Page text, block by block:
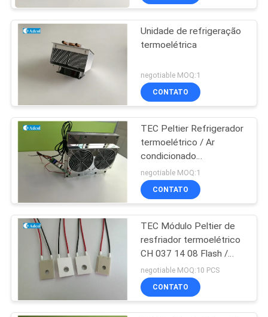
CASOS
MAPA
DO
PRIVACY
POLICY
Unidade de refrigeração
termoelétrica
negotiable MOQ:1
CONTATO
TEC Peltier Refrigerador
termoelétrico / Ar
condicionado
termoelétrico com
controlador para armário
negotiable MOQ:1
CONTATO
TEC Módulo Peltier de
resfriador termoelétrico
CH 037 14 08 Flash /
Dispositivos
semicondutores
negotiable MOQ:10 PCS
CONTATO